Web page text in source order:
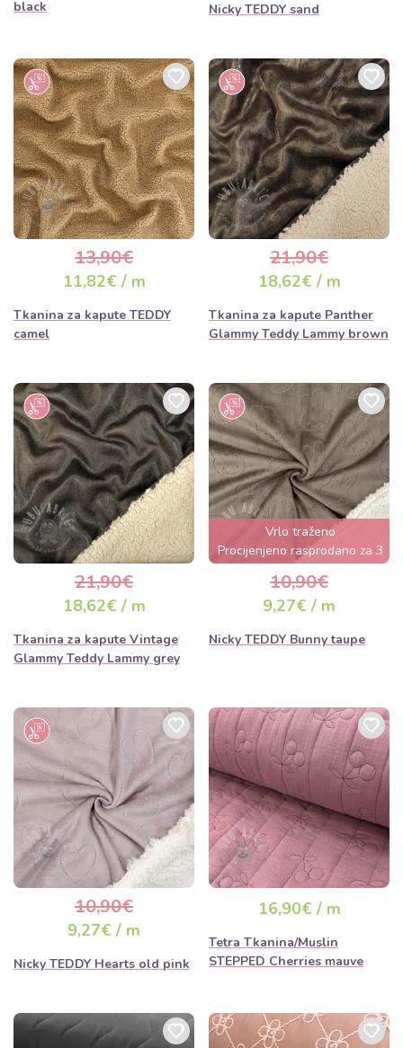
black
Nicky TEDDY sand
13,90€
11,82€ / m
Tkanina za kapute TEDDY
camel
21,90€
18,62€ / m
Tkanina za kapute Panther
Glammy Teddy Lammy brown
21,90€
18,62€ / m
Tkanina za kapute Vintage
Glammy Teddy Lammy grey
Vrlo traženo
Procijenjeno rasprodano za 3
dana
10,90€
9,27€ / m
Nicky TEDDY Bunny taupe
10,90€
9,27€ / m
Nicky TEDDY Hearts old pink
16,90€ / m
Tetra Tkanina/Muslin
STEPPED Cherries mauve